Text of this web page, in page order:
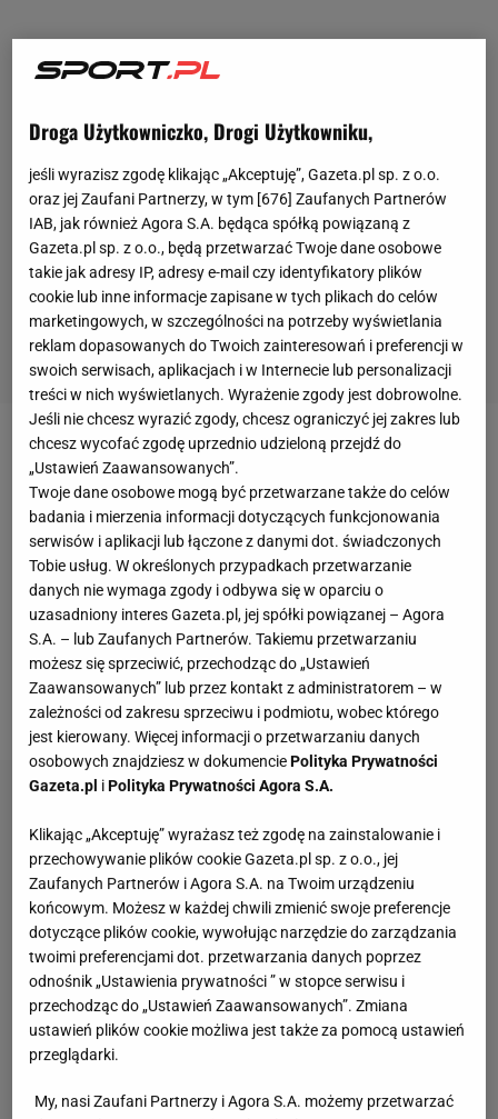
Finał tegorocznej wyprawy Andrzeja Bargiela na K2
zakończył się wielkim sukcesem. Przebywający od
kilku tygodni w Karakorum Polak w czwartek 19 lipca
późnym popołudniem wyruszył w górę do obozu
drugiego z nadzieją na przeprowadzenie ataku
szczytowego w sobotę 21 lipca. Następnego dnia
rano całaekipaprzemieściła się do obozu trzeciego
położonego na wysokości 7000 m. W niedzielę 22
lipca rozpoczął się faktyczny atak szczytowy na K2.
Droga Użytkowniczko, Drogi Użytkowniku,
jeśli wyrazisz zgodę klikając „Akceptuję”, Gazeta.pl sp. z o.o.
oraz jej Zaufani Partnerzy, w tym [676] Zaufanych Partnerów
IAB, jak również Agora S.A. będąca spółką powiązaną z
Gazeta.pl sp. z o.o., będą przetwarzać Twoje dane osobowe
takie jak adresy IP, adresy e-mail czy identyfikatory plików
cookie lub inne informacje zapisane w tych plikach do celów
marketingowych, w szczególności na potrzeby wyświetlania
reklam dopasowanych do Twoich zainteresowań i preferencji w
swoich serwisach, aplikacjach i w Internecie lub personalizacji
treści w nich wyświetlanych. Wyrażenie zgody jest dobrowolne.
Jeśli nie chcesz wyrazić zgody, chcesz ograniczyć jej zakres lub
chcesz wycofać zgodę uprzednio udzieloną przejdź do
„Ustawień Zaawansowanych”.
Twoje dane osobowe mogą być przetwarzane także do celów
badania i mierzenia informacji dotyczących funkcjonowania
serwisów i aplikacji lub łączone z danymi dot. świadczonych
Tobie usług. W określonych przypadkach przetwarzanie
danych nie wymaga zgody i odbywa się w oparciu o
uzasadniony interes Gazeta.pl, jej spółki powiązanej – Agora
S.A. – lub Zaufanych Partnerów. Takiemu przetwarzaniu
możesz się sprzeciwić, przechodząc do „Ustawień
Zaawansowanych” lub przez kontakt z administratorem – w
zależności od zakresu sprzeciwu i podmiotu, wobec którego
jest kierowany. Więcej informacji o przetwarzaniu danych
osobowych znajdziesz w dokumenciePolityka Prywatności
Gazeta.pl iPolityka Prywatności Agora S.A.
Klikając „Akceptuję” wyrażasz też zgodę na zainstalowanie i
przechowywanie plików cookie Gazeta.pl sp. z o.o., jej
Zaufanych Partnerów i Agora S.A. na Twoim urządzeniu
końcowym. Możesz w każdej chwili zmienić swoje preferencje
dotyczące plików cookie, wywołując narzędzie do zarządzania
twoimi preferencjami dot. przetwarzania danych poprzez
odnośnik „Ustawienia prywatności ” w stopce serwisu i
przechodząc do „Ustawień Zaawansowanych”. Zmiana
ustawień plików cookie możliwa jest także za pomocą ustawień
przeglądarki.
My, nasi Zaufani Partnerzy i Agora S.A. możemy przetwarzać